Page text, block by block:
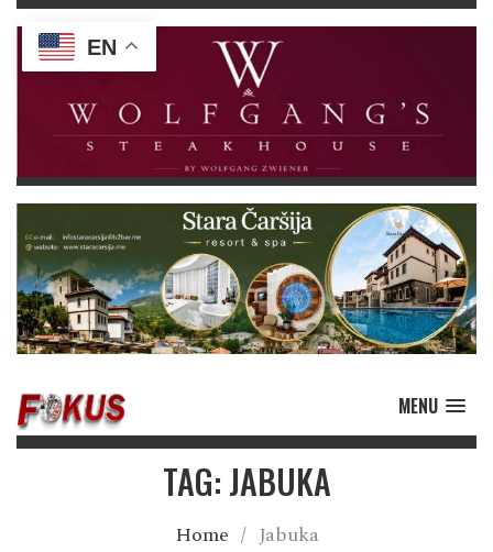
MENU
TAG: JABUKA
Home / Jabuka
EN